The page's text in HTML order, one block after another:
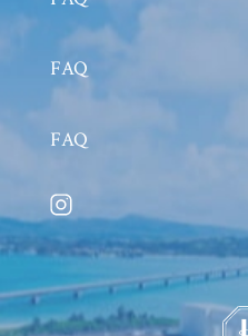
FAQよくあるご質問
FAQよくあるご質問